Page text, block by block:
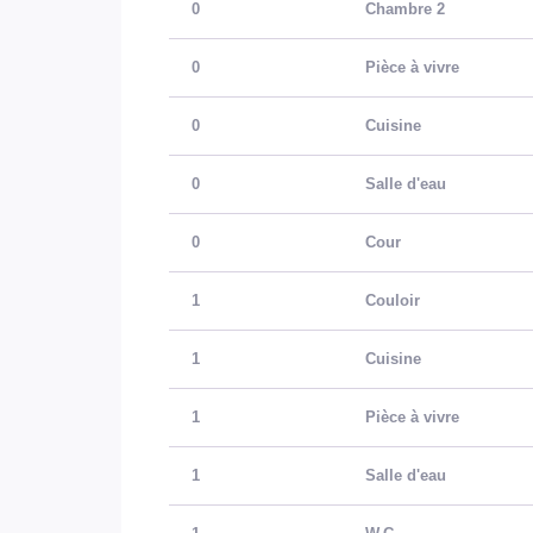
0 Chambre 2
0 Pièce à vivre
0 Cuisine
0 Salle d'eau
0 Cour
1 Couloir
1 Cuisine
1 Pièce à vivre
1 Salle d'eau